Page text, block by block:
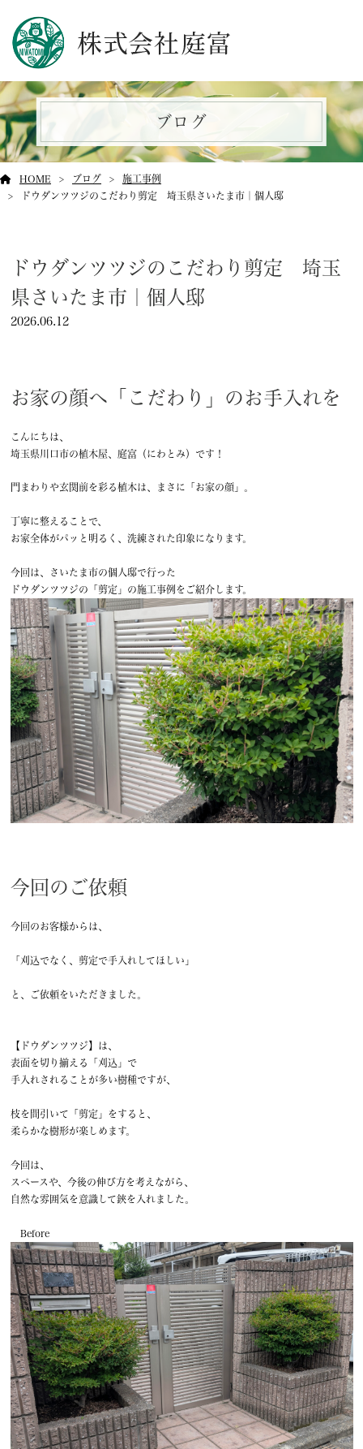
ブログ
HOME ブログ
施工事例
ドウダンツツジのこだわり剪定 埼玉県さいたま市｜個人邸
ドウダンツツジのこだわり剪定 埼玉
県さいたま市｜個人邸
2026.06.12
お家の顔へ「こだわり」のお手入れを
こんにちは、
埼玉県川口市の植木屋、庭富（にわとみ）です！
門まわりや玄関前を彩る植木は、まさに「お家の顔」。
丁寧に整えることで、
お家全体がパッと明るく、洗練された印象になります。
今回は、さいたま市の個人邸で行った
ドウダンツツジの「剪定」の施工事例をご紹介します。
今回のご依頼
今回のお客様からは、
「刈込でなく、剪定で手入れしてほしい」
と、ご依頼をいただきました。
【ドウダンツツジ】は、
表面を切り揃える「刈込」で
手入れされることが多い樹種ですが、
枝を間引いて「剪定」をすると、
柔らかな樹形が楽しめます。
今回は、
スペースや、今後の伸び方を考えながら、
自然な雰囲気を意識して鋏を入れました。
Before